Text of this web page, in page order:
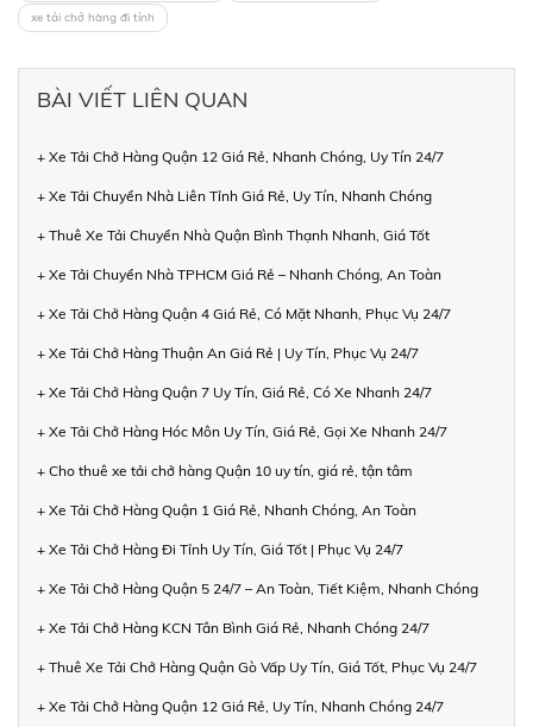
xe tải chở hàng đi tỉnh
BÀI VIẾT LIÊN QUAN
+ Xe Tải Chở Hàng Quận 12 Giá Rẻ, Nhanh Chóng, Uy Tín 24/7
+ Xe Tải Chuyển Nhà Liên Tỉnh Giá Rẻ, Uy Tín, Nhanh Chóng
+ Thuê Xe Tải Chuyển Nhà Quận Bình Thạnh Nhanh, Giá Tốt
+ Xe Tải Chuyển Nhà TPHCM Giá Rẻ – Nhanh Chóng, An Toàn
+ Xe Tải Chở Hàng Quận 4 Giá Rẻ, Có Mặt Nhanh, Phục Vụ 24/7
+ Xe Tải Chở Hàng Thuận An Giá Rẻ | Uy Tín, Phục Vụ 24/7
+ Xe Tải Chở Hàng Quận 7 Uy Tín, Giá Rẻ, Có Xe Nhanh 24/7
+ Xe Tải Chở Hàng Hóc Môn Uy Tín, Giá Rẻ, Gọi Xe Nhanh 24/7
+ Cho thuê xe tải chở hàng Quận 10 uy tín, giá rẻ, tận tâm
+ Xe Tải Chở Hàng Quận 1 Giá Rẻ, Nhanh Chóng, An Toàn
+ Xe Tải Chở Hàng Đi Tỉnh Uy Tín, Giá Tốt | Phục Vụ 24/7
+ Xe Tải Chở Hàng Quận 5 24/7 – An Toàn, Tiết Kiệm, Nhanh Chóng
+ Xe Tải Chở Hàng KCN Tân Bình Giá Rẻ, Nhanh Chóng 24/7
+ Thuê Xe Tải Chở Hàng Quận Gò Vấp Uy Tín, Giá Tốt, Phục Vụ 24/7
+ Xe Tải Chở Hàng Quận 12 Giá Rẻ, Uy Tín, Nhanh Chóng 24/7